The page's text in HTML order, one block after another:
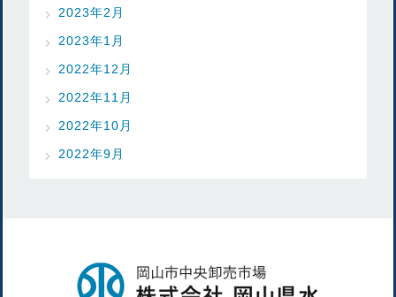
2023年2月
2023年1月
2022年12月
2022年11月
2022年10月
2022年9月